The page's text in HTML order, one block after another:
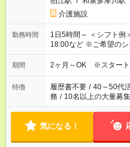
介護施設
勤務時間
1日5時間～ ＜シフト例
18:00など ※ご希
期間 2ヶ月～OK ※スタート
特徴 履歴書不要 / 40～50代
務 / 10名以上の大量募集
気になる！